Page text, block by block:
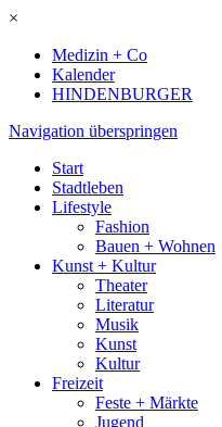
×
Medizin + Co
Kalender
HINDENBURGER
Navigation überspringen
Start
Stadtleben
Lifestyle
Fashion
Bauen + Wohnen
Kunst + Kultur
Theater
Literatur
Musik
Kunst
Kultur
Freizeit
Feste + Märkte
Jugend